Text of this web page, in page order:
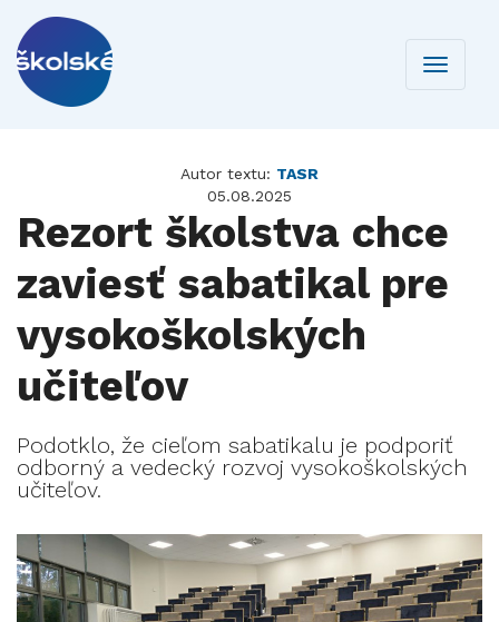
Toggle
Autor textu: TASR
05.08.2025
Rezort školstva chce
zaviesť sabatikal pre
vysokoškolských
učiteľov
Podotklo, že cieľom sabatikalu je podporiť
odborný a vedecký rozvoj vysokoškolských
učiteľov.